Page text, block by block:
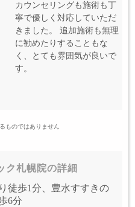
カウンセリングも施術も丁
寧で優しく対応していただ
きました。 追加施術も無理
に勧めたりすることもな
く、とても雰囲気が良いで
す。
ものではありません
ク札幌院の詳細
徒歩1分、豊水すすきの
6分